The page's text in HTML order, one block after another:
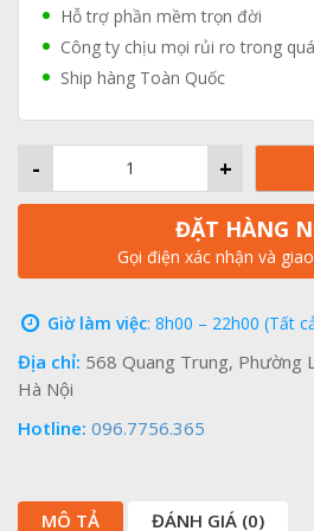
Hỗ trợ phần mềm trọn đời
Công ty chịu mọi rủi ro trong
Ship hàng Toàn Quốc
+
-
ĐẶT HÀNG
Gọi điện xác nhận và
Giờ làm việc: 8h00 – 22h00 (Tất
Địa chỉ: 568 Quang Trung, Phường
Hà Nội
Hotline: 096.7756.365
MÔ TẢ ĐÁNH GIÁ (0)